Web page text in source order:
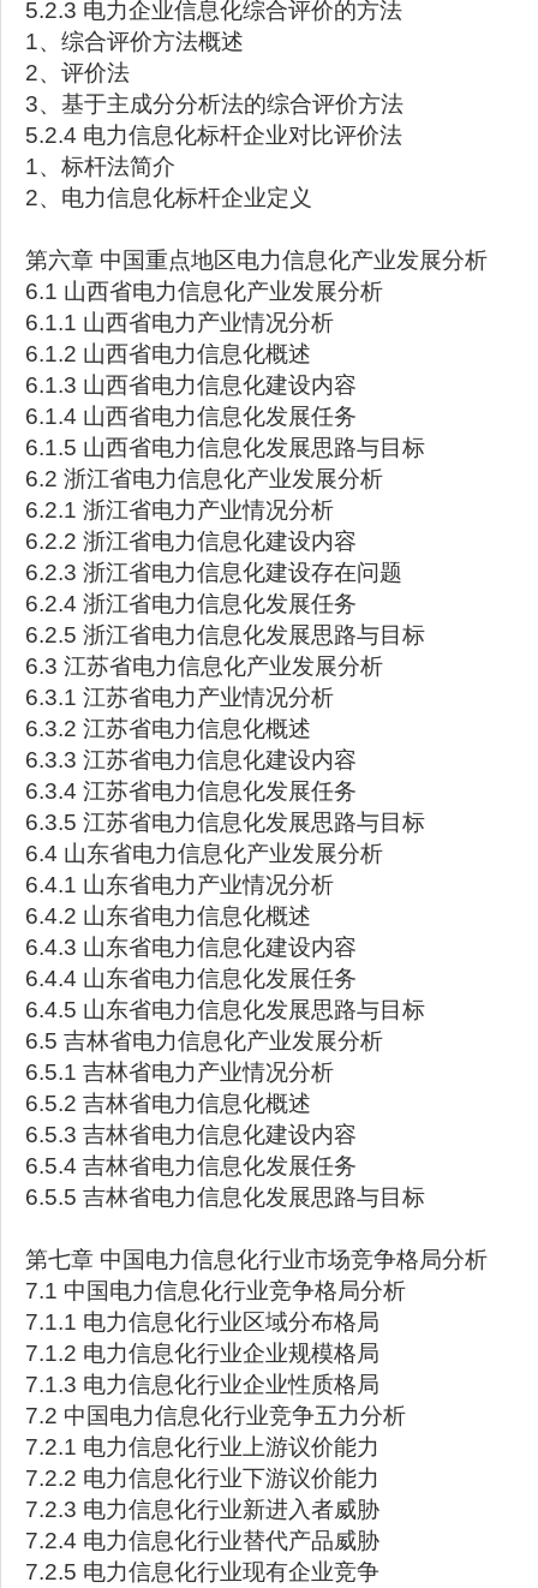
5.2.3 电力企业信息化综合评价的方法
1、综合评价方法概述
2、评价法
3、基于主成分分析法的综合评价方法
5.2.4 电力信息化标杆企业对比评价法
1、标杆法简介
2、电力信息化标杆企业定义
第六章 中国重点地区电力信息化产业发展分析
6.1 山西省电力信息化产业发展分析
6.1.1 山西省电力产业情况分析
6.1.2 山西省电力信息化概述
6.1.3 山西省电力信息化建设内容
6.1.4 山西省电力信息化发展任务
6.1.5 山西省电力信息化发展思路与目标
6.2 浙江省电力信息化产业发展分析
6.2.1 浙江省电力产业情况分析
6.2.2 浙江省电力信息化建设内容
6.2.3 浙江省电力信息化建设存在问题
6.2.4 浙江省电力信息化发展任务
6.2.5 浙江省电力信息化发展思路与目标
6.3 江苏省电力信息化产业发展分析
6.3.1 江苏省电力产业情况分析
6.3.2 江苏省电力信息化概述
6.3.3 江苏省电力信息化建设内容
6.3.4 江苏省电力信息化发展任务
6.3.5 江苏省电力信息化发展思路与目标
6.4 山东省电力信息化产业发展分析
6.4.1 山东省电力产业情况分析
6.4.2 山东省电力信息化概述
6.4.3 山东省电力信息化建设内容
6.4.4 山东省电力信息化发展任务
6.4.5 山东省电力信息化发展思路与目标
6.5 吉林省电力信息化产业发展分析
6.5.1 吉林省电力产业情况分析
6.5.2 吉林省电力信息化概述
6.5.3 吉林省电力信息化建设内容
6.5.4 吉林省电力信息化发展任务
6.5.5 吉林省电力信息化发展思路与目标
第七章 中国电力信息化行业市场竞争格局分析
7.1 中国电力信息化行业竞争格局分析
7.1.1 电力信息化行业区域分布格局
7.1.2 电力信息化行业企业规模格局
7.1.3 电力信息化行业企业性质格局
7.2 中国电力信息化行业竞争五力分析
7.2.1 电力信息化行业上游议价能力
7.2.2 电力信息化行业下游议价能力
7.2.3 电力信息化行业新进入者威胁
7.2.4 电力信息化行业替代产品威胁
7.2.5 电力信息化行业现有企业竞争